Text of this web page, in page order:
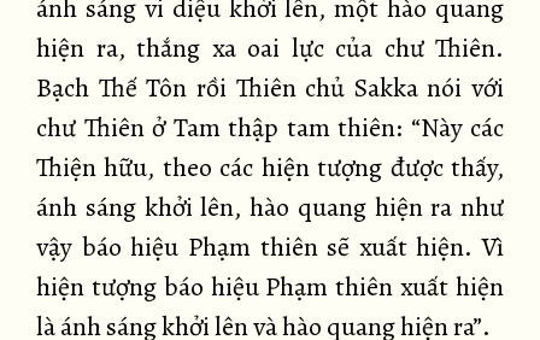
ánh sáng vi diệu khởi lên, một hào quang
hiện ra, thắng xa oai lực của chư Thiên.
Bạch Thế Tôn rồi Thiên chủ Sakka nói với
chư Thiên ở Tam thập tam thiên: “Này các
Thiện hữu, theo các hiện tượng được thấy,
ánh sáng khởi lên, hào quang hiện ra như
vậy báo hiệu Phạm thiên sẽ xuất hiện. Vì
hiện tượng báo hiệu Phạm thiên xuất hiện
là ánh sáng khởi lên và hào quang hiện ra”.